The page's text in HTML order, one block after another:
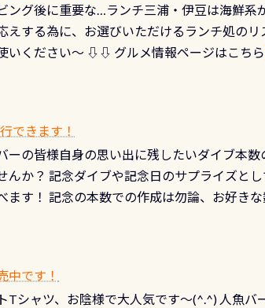
ッズが当たるチャンス 受講したPADIダイ
に参加する
す！ かなり楽しめます是非ご参加ください
りますヨ 料金等、詳しくは 詳細はこちら
ング後に重要な…ランチ三浦・伊豆は海鮮
えする為に、お選びいただけるランチ処の
いください～ ⇩⇩ グルメ情報ページはこちら
できます！
ーの皆様自身の思い出に残したいダイブ本
んか？ 記念ダイブや記念日のサプライズと
ます！ 記念の本数での作成は勿論、お好き
中です！
Tシャツ、お陰様で大人気です～(^.^) 人魚